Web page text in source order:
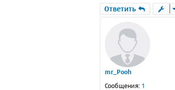
Ответить
mr_Pooh
Сообщения: 1